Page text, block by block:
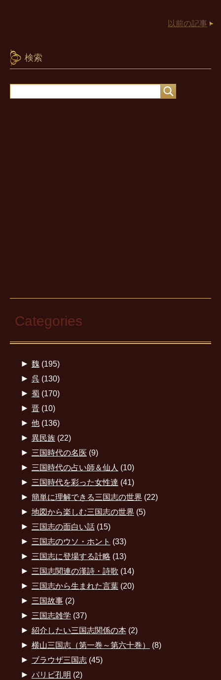
以前の記事
検索
Categories
► 魏 (195)
► 呉(130)
► 蜀 (170)
► 晋(10)
► 他(136)
► 異民族(22)
► 三国時代の名医 (9)
► 三国時代の占い師＆仙人 (10)
► 三国時代を彩った女性達 (41)
► 簡単に理解できる三国志の世界 (22)
► 地図から楽しむ三国志の世界 (5)
► 三国志の面白い話(15)
► 三国志のウソ・ホント (33)
► 三国志に登場する計略 (13)
► 三国志関連の漢詩・詩歌 (14)
► 三国志から生まれた言葉(20)
► 三国故事(2)
► 三国志雑学 (37)
► 紹介したい三国志関係の本(2)
► 横山三国志（第一巻～第六十巻） (8)
► ブラウザ三国志(45)
► パリピ孔明 (2)